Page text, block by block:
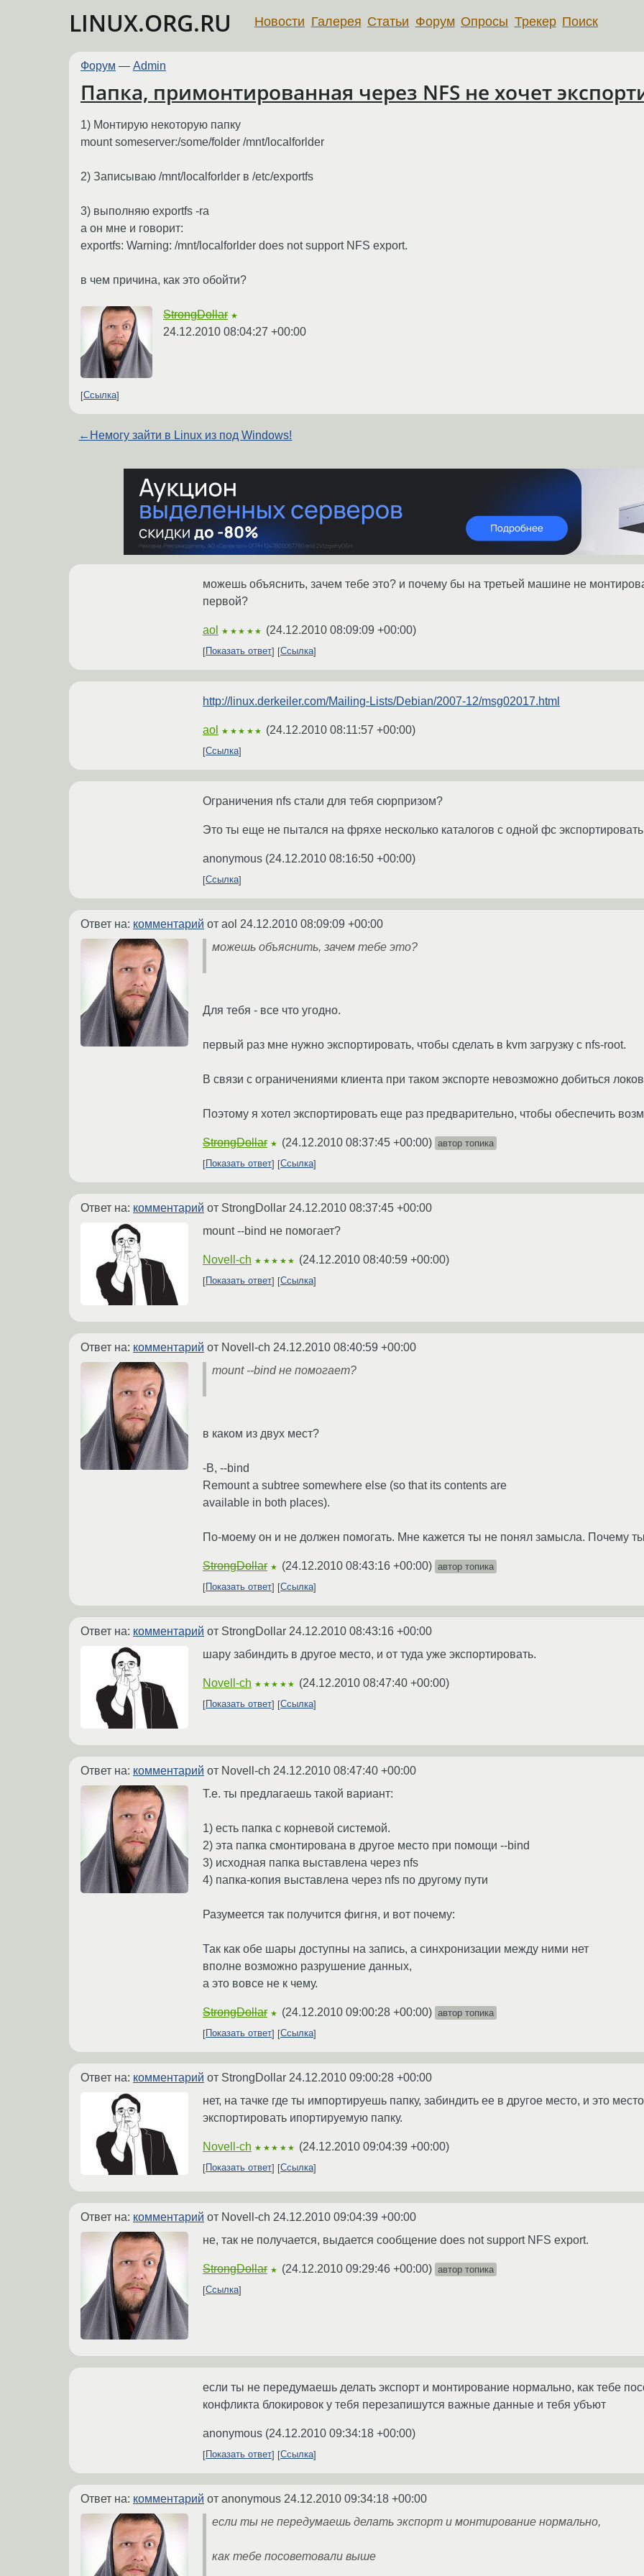
LINUX.ORG.RU Новости Галерея Статьи Форум Опросы Трекер Поиск
Форум — Admin
Папка, примонтированная через NFS не хочет
1) Монтирую некоторую папку
mount someserver:/some/folder /mnt/localforlder
2) Записываю /mnt/localforlder в /etc/exportfs
3) выполняю exportfs -ra
а он мне и говорит:
exportfs: Warning: /mnt/localforlder does not support NFS export.
в чем причина, как это обойти?
StrongDollar ★
24.12.2010 08:04:27 +00:00
Ссылка
← Немогу зайти в Linux из под Windows!
можешь объяснить, зачем тебе это? и почему бы на третьей машине не
первой?
aol ★★★★★ (24.12.2010 08:09:09 +00:00)
Показать ответ Ссылка
http://linux.derkeiler.com/Mailing-Lists/Debian/2007-12/msg02017.html
aol ★★★★★ (24.12.2010 08:11:57 +00:00)
Ссылка
Ограничения nfs стали для тебя сюрпризом?
Это ты еще не пытался на фряхе несколько каталогов с одной фс
anonymous (24.12.2010 08:16:50 +00:00)
Ссылка
Ответ на: комментарий от aol 24.12.2010 08:09:09 +00:00
можешь объяснить, зачем тебе это?
Для тебя - все что угодно.
первый раз мне нужно экспортировать, чтобы сделать в kvm загрузку с nfs-root.
В связи с ограничениями клиента при таком экспорте невозможно добиться
Поэтому я хотел экспортировать еще раз предварительно, чтобы обеспечить
StrongDollar ★ (24.12.2010 08:37:45 +00:00) автор топика
Показать ответ
Ссылка
Ответ на: комментарий от StrongDollar 24.12.2010 08:37:45 +00:00
mount --bind не помогает?
Novell-ch ★★★★★ (24.12.2010 08:40:59 +00:00)
Показать ответ Ссылка
Ответ на: комментарий от Novell-ch 24.12.2010 08:40:59 +00:00
mount --bind не помогает?
в каком из двух мест?
-B, --bind
Remount a subtree somewhere else (so that its contents are
available in both places).
По-моему он и не должен помогать. Мне кажется ты не понял замысла. Почему
StrongDollar ★ (24.12.2010 08:43:16 +00:00) автор топика
Показать ответ
Ссылка
Ответ на: комментарий от StrongDollar 24.12.2010 08:43:16 +00:00
шару забиндить в другое место, и от туда уже экспортировать.
Novell-ch ★★★★★ (24.12.2010 08:47:40 +00:00)
Показать ответ Ссылка
Ответ на: комментарий от Novell-ch 24.12.2010 08:47:40 +00:00
Т.е. ты предлагаешь такой вариант:
1) есть папка с корневой системой.
2) эта папка смонтирована в другое место при помощи --bind
3) исходная папка выставлена через nfs
4) папка-копия выставлена через nfs по другому пути
Разумеется так получится фигня, и вот почему:
Так как обе шары доступны на запись, а синхронизации между ними нет
вполне возможно разрушение данных,
а это вовсе не к чему.
StrongDollar ★ (24.12.2010 09:00:28 +00:00) автор топика
Показать ответ
Ссылка
Ответ на: комментарий от StrongDollar 24.12.2010 09:00:28 +00:00
нет, на тачке где ты импортируешь папку, забиндить ее в другое место, и это
экспортировать ипортируемую папку.
Novell-ch ★★★★★ (24.12.2010 09:04:39 +00:00)
Показать ответ Ссылка
Ответ на: комментарий от Novell-ch 24.12.2010 09:04:39 +00:00
не, так не получается, выдается сообщение does not support NFS export.
StrongDollar ★ (24.12.2010 09:29:46 +00:00) автор топика
Ссылка
если ты не передумаешь делать экспорт и монтирование нормально, как тебе
конфликта блокировок у тебя перезапишутся важные данные и тебя убъют
anonymous (24.12.2010 09:34:18 +00:00)
Показать ответ Ссылка
Ответ на: комментарий от anonymous 24.12.2010 09:34:18 +00:00
если ты не передумаешь делать экспорт и монтирование нормально,
как тебе посоветовали выше